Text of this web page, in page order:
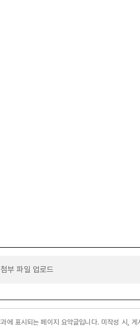
첨부 파일 업로드